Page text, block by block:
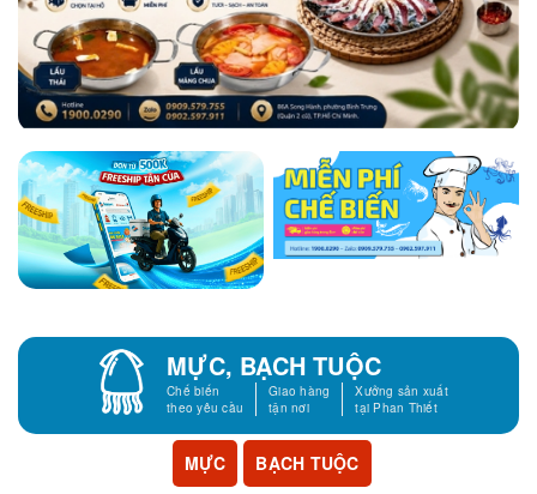
MỰC, BẠCH TUỘC
Chế biến
theo yêu cầu
Giao hàng
tận nơi
Xưởng sản xuất
tại Phan Thiết
MỰC BẠCH TUỘC